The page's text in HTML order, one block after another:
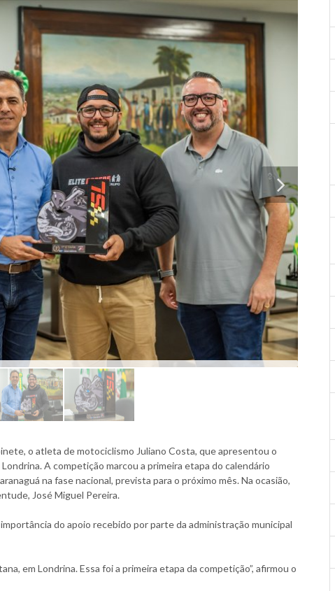
o atleta de motociclismo Juliano Costa, que apresentou o
A competição marcou a primeira etapa do calendário
na fase nacional, prevista para o próximo mês. Na ocasião,
José Miguel Pereira.
do apoio recebido por parte da administração municipal
em Londrina. Essa foi a primeira etapa da competição”, afirmou o